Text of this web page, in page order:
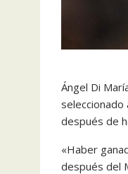
Ángel Di
después de
«Haber
después del